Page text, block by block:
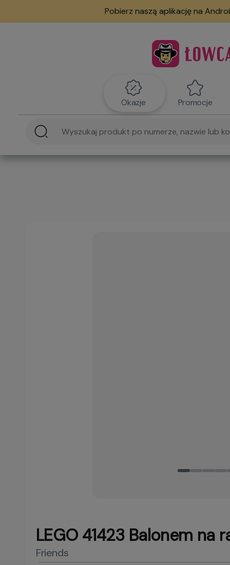
Pobierz naszą aplikację na
Okazje Promocje
LEGO 41423 Balonem na
Friends